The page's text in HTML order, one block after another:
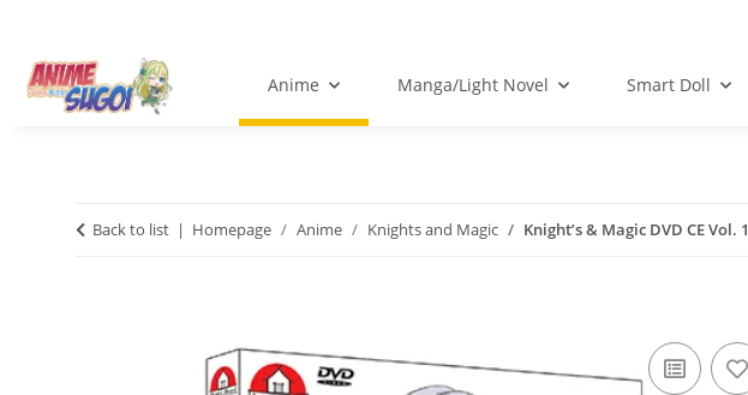
Anime Manga/Light Novel Smart Doll
Back to list Homepage Anime Knights and Magic Knight’s & Magic DVD CE Vol. 1